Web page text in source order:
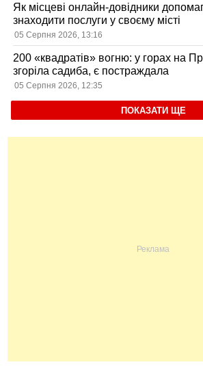
Як місцеві онлайн-довідники
знаходити послуги у своєму місті
05 Серпня 2026, 13:16
200 «квадратів» вогню: у горах на
згоріла садиба, є постраждала
05 Серпня 2026, 12:35
ПОКАЗАТИ ЩЕ